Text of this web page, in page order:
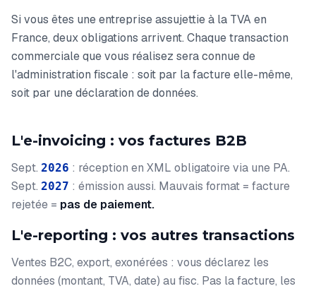
Si vous êtes une entreprise assujettie à la TVA en
France, deux obligations arrivent. Chaque transaction
commerciale que vous réalisez sera connue de
l'administration fiscale : soit par la facture elle-même,
soit par une déclaration de données.
L'e-invoicing : vos factures B2B
Sept. 2026 : réception en XML obligatoire via une PA.
Sept. 2027 : émission aussi. Mauvais format = facture
rejetée = pas de paiement.
L'e-reporting : vos autres transactions
Ventes B2C, export, exonérées : vous déclarez les
données (montant, TVA, date) au fisc. Pas la facture, les